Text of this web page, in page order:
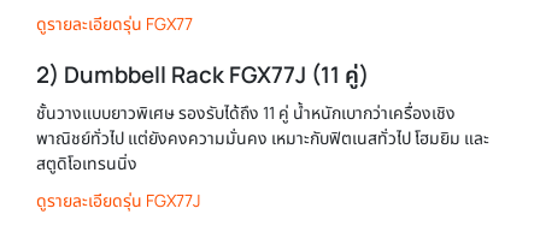
ดูรายละเอียดรุ่น FGX77
2) Dumbbell Rack FGX77J (11 คู่)
ชั้นวางแบบยาวพิเศษ รองรับได้ถึง 11 คู่ น้ำหนักเบากว่าเครื่องเชิง
พาณิชย์ทั่วไป แต่ยังคงความมั่นคง เหมาะกับฟิตเนสทั่วไป โฮมยิม และ
สตูดิโอเทรนนิ่ง
ดูรายละเอียดรุ่น FGX77J